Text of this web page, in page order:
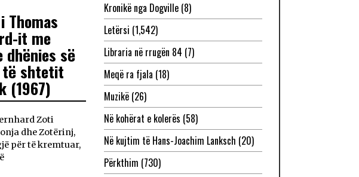
Thomas
it me
dhënies së
shtetit
(1967)
Zoti
dhe Zotërinj,
për të kremtuar,
Kronikë nga Dogville(8)
Letërsi (1,542)
Libraria në rrugën 84 (7)
Meqë ra fjala (18)
Muzikë(26)
Në kohërat e kolerës (58)
Në kujtim të Hans-Joachim Lanksch (20)
Përkthim (730)